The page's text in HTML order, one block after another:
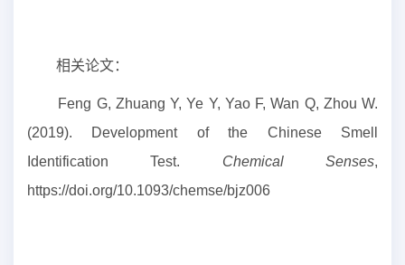
相关论文：
Feng G, Zhuang Y, Ye Y, Yao F, Wan Q, Zhou W.
(2019). Development of the Chinese Smell
Identification Test. Chemical Senses,
https://doi.org/10.1093/chemse/bjz006